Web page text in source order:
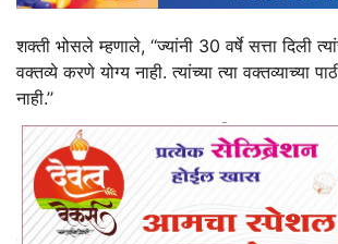
शक्ती भोसले म्हणाले, ‘‘ज्यांनी 30 वर्षे सत्ता दिली
वक्तव्ये करणे योग्य नाही. त्यांच्या त्या वक्तव्याच्या
नाही.’’